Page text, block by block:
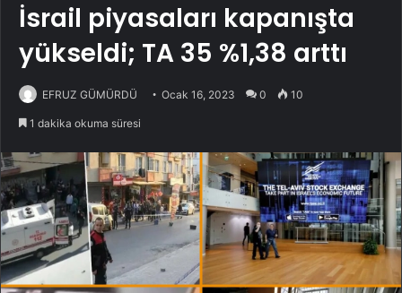
İsrail piyasaları kapanışta
yükseldi; TA 35 %1,38 arttı
EFRUZ GÜMÜRDÜ Ocak 16, 2023 0 10
1 dakika okuma süresi